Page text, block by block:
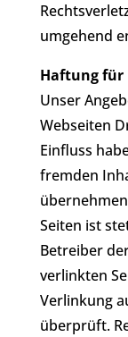
umgehend
Haftung für
Unser
Webseiten
Einfluss
fremden
Seiten ist
Betreiber
verlinkten
Verlinkung
überprüft.